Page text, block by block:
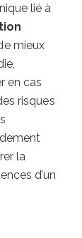
lié à
mieux
en cas
risques
la
d’un